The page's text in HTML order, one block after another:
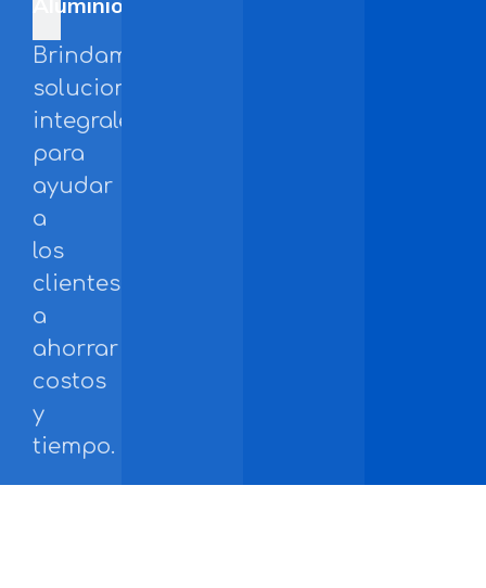
Brindamos
soluciones
integrales
para
ayudar
a
los
clientes
a
ahorrar
costos
y
tiempo.